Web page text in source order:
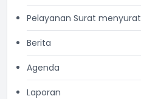
Pelayanan Surat menyurat
Berita
Agenda
Laporan